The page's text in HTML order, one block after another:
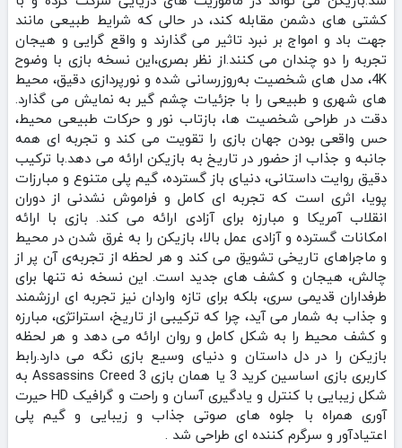
کشتی‌ های دشمن مقابله کند، در حالی که شرایط طبیعی مانند
جهت باد و امواج بر نبرد تاثیر می‌ گذارند و واقع‌ گرایی و هیجان
تجربه را دو چندان می‌ کنند.از نظر بصری،این نسخه بازی با وضوح
4K، مدل‌ های شخصیت به‌روزرسانی‌ شده و نورپردازی دقیق، محیط‌
های شهری و طبیعی را با جزئیات چشم‌ گیر به نمایش می‌ گذارد.
دقت در طراحی شخصیت‌ ها، بازتاب نور و حرکات طبیعی محیط،
حس واقعی بودن جهان بازی را تقویت می‌ کند و تجربه‌ ای همه‌
جانبه و جذاب از حضور در تاریخ به بازیکن ارائه می‌ دهد.با ترکیب
دقیق روایت داستانی، دنیای باز گسترده، گیم‌ پلی متنوع و مبارزات
پویا، اثری است که تجربه‌ ای کامل و فراموش‌ نشدنی از دوران
انقلاب آمریکا و مبارزه برای آزادی ارائه می‌ کند. بازی با ارائه
امکانات گسترده و آزادی عمل بالا، بازیکن را به غرق شدن در محیط
و ماجراهای تاریخی تشویق می‌ کند و هر لحظه از تجربه‌ی آن پر از
چالش، هیجان و کشف‌ های جدید است. این نسخه نه تنها برای
طرفداران قدیمی سری، بلکه برای تازه‌ واردان نیز تجربه‌ ای ارزشمند
و جذاب به شمار می‌ آید، چرا که ترکیبی از تاریخ، استراتژی، مبارزه
و کشف محیط را به شکل کامل و روان ارائه می‌ دهد و هر لحظه
بازیکن را در دل داستان و دنیای وسیع بازی نگه می‌ دارد.رابط
کاربری بازی اساسین کرید 3 یا همان بازی Assassins Creed 3 به
شکل زیبایی با کنترل و یادگیری آسان و راحت و گرافیک HD حیرت
آوری همراه با جلوه های صوتی جذاب و زیبایی و گیم پلی
اعتیادآور و سرگرم کننده ای طراحی شد .